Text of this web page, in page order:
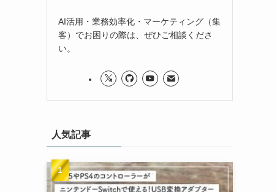
AI活用・業務効率化・マーケティング（集
客）でお困りの際は、ぜひご相談くださ
い。
人気記事